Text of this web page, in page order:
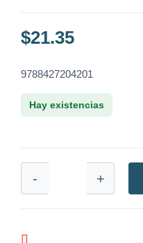
$21.35
9788427204201
Hay existencias
- +